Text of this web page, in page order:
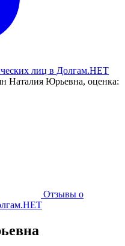
лиц в Долгам.НЕТ
Наталия Юрьевна, оценка:
Отзывы о